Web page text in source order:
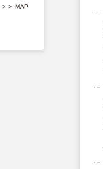
＞＞ MAP